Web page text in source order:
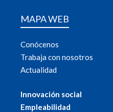
MAPA WEB
Conócenos
Trabaja con nosotros
Actualidad
Innovación social
Empleabilidad